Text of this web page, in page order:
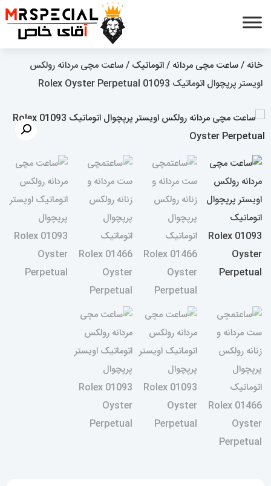
خانه /ساعت مچی مردانه /اتوماتیک / ساعت مچی مردانه رولکس
اویستر پرپچوال اتوماتیک 01093 Rolex Oyster Perpetual